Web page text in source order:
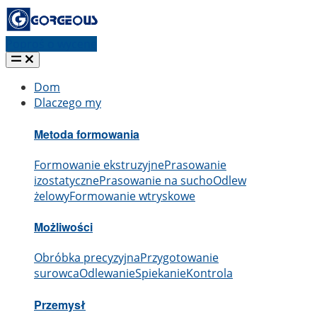
Dom
Dlaczego my
Metoda formowania
Formowanie ekstruzyjnePrasowanie
izostatycznePrasowanie na suchoOdlew
żelowyFormowanie wtryskowe
Możliwości
Obróbka precyzyjnaPrzygotowanie
surowcaOdlewanieSpiekanieKontrola
Przemysł